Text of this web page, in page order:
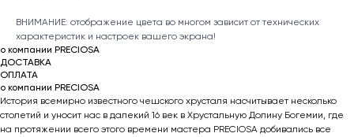
ВНИМАНИЕ: отображение цвета во многом зависит от технических
характеристик и настроек вашего экрана!
о компании PRECIOSA
ДОСТАВКА
ОПЛАТА
о компании PRECIOSA
История всемирно известного чешского хрусталя насчитывает несколько
столетий и уносит нас в далекий 16 век в Хрустальную Долину Богемии, где
на протяжении всего этого времени мастера PRECIOSA добивались все